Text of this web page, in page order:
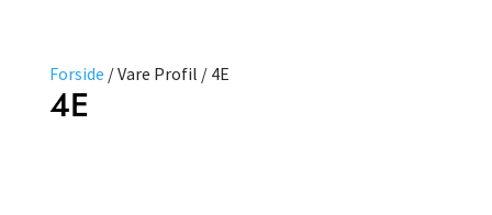
Forside / Vare Profil / 4E
4E